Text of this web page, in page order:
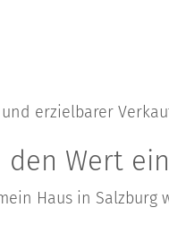
erzielbarer
Wert
Haus in